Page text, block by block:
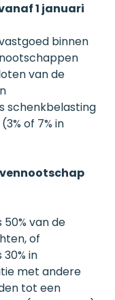
1 januari
binnen
van de
schenkbelasting
of 7% in
van de
of
in
met andere
tot een